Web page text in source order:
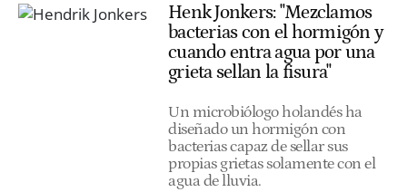
Henk Jonkers: "Mezclamos
bacterias con el hormigón y
cuando entra agua por una
grieta sellan la fisura"
Un microbiólogo holandés ha
diseñado un hormigón con
bacterias capaz de sellar sus
propias grietas solamente con el
agua de lluvia.